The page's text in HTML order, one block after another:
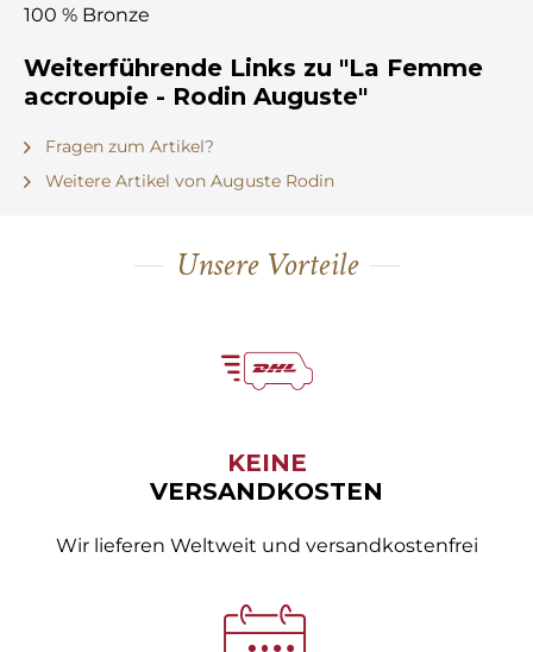
100 % Bronze
Weiterführende Links zu "La Femme
accroupie - Rodin Auguste"
Fragen zum Artikel?
Weitere Artikel von Auguste Rodin
Unsere Vorteile
KEINE
VERSANDKOSTEN
Wir lieferen Weltweit und versandkostenfrei